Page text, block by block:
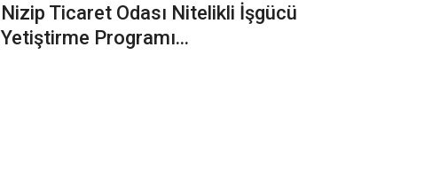
Nizip Ticaret Odası Nitelikli İşgücü
Yetiştirme Programı...